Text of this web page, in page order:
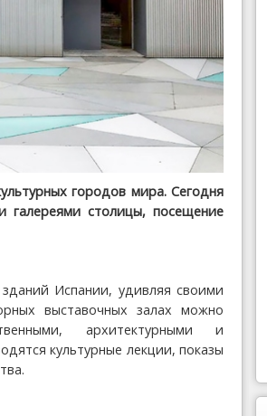
городов мира. Сегодня
галереями столицы, посещение
Испании, удивляя своими
выставочных залах можно
архитектурными и
культурные лекции, показы